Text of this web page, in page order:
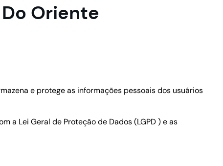
Oriente
e protege as informações pessoais dos usuários
a Lei Geral de Proteção de Dados (LGPD ) e as